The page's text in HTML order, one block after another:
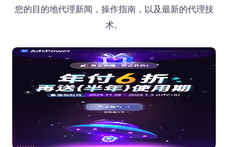
您的目的地代理新闻，操作指南，以及最新的代理技
术。